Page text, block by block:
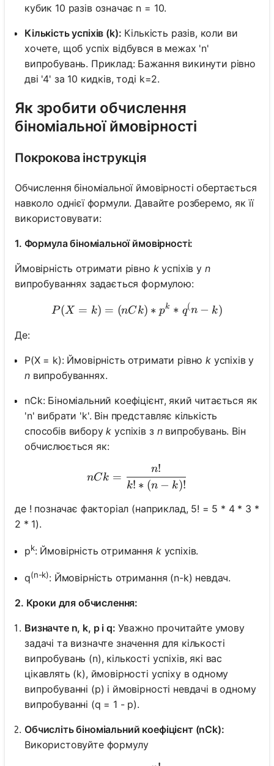
кубик 10 разів означає n = 10.
Кількість успіхів (k): Кількість разів, коли ви
хочете, щоб успіх відбувся в межах 'n'
випробувань. Приклад: Бажання викинути рівно
дві '4' за 10 кидків, тоді k=2.
Як зробити обчислення
біноміальної ймовірності
Покрокова інструкція
Обчислення біноміальної ймовірності обертається
навколо однієї формули. Давайте розберемо, як її
використовувати:
1. Формула біноміальної ймовірності:
Ймовірність отримати рівно kуспіхів у n
випробуваннях задається формулою:
P(X = k) = (nCk) * p^k *
P(X = k) = (nCk) ∗ pk ∗ q(n − k)
Де:
P(X = k): Ймовірність отримати рівноkуспіхів у
nвипробуваннях.
nCk: Біноміальний коефіцієнт, який читається як
'n' вибрати 'k'. Він представляє кількість
способів виборуk успіхів з nвипробувань. Він
обчислюється як:
nCk = \frac{n!}{k! * (n-
nCk =
k! ∗ (n − k)!
n!
де ! позначає факторіал (наприклад, 5! = 5 * 4 * 3 *
2 * 1).
pk: Ймовірність отримання kуспіхів.
q(n-k): Ймовірність отримання (n-k) невдач.
2. Кроки для обчислення:
Визначте n, k, p і q: Уважно прочитайте умову
задачі та визначте значення для кількості
випробувань (n), кількості успіхів, які вас
цікавлять (k), ймовірності успіху в одному
випробуванні (p) і ймовірності невдачі в одному
випробуванні (q = 1 - p).
Обчисліть біноміальний коефіцієнт (nCk):
Використовуйте формулу